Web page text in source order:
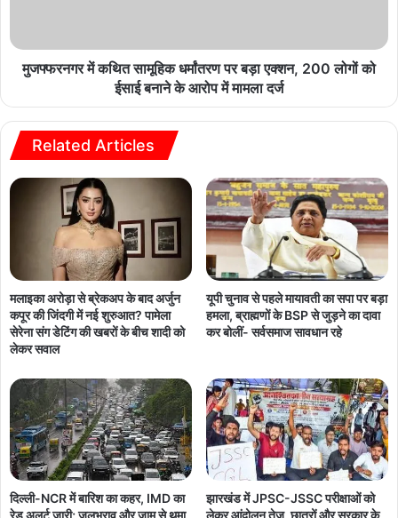
मुजफ्फरनगर में कथित सामूहिक धर्मांतरण पर बड़ा एक्शन, 200 लोगों को
ईसाई बनाने के आरोप में मामला दर्ज
Related Articles
मलाइका अरोड़ा से ब्रेकअप के बाद अर्जुन
कपूर की जिंदगी में नई शुरुआत? पामेला
सेरेना संग डेटिंग की खबरों के बीच शादी को
लेकर सवाल
यूपी चुनाव से पहले मायावती का सपा पर बड़ा
हमला, ब्राह्मणों के BSP से जुड़ने का दावा
कर बोलीं- सर्वसमाज सावधान रहे
दिल्ली-NCR में बारिश का कहर, IMD का
रेड अलर्ट जारी; जलभराव और जाम से थमा
झारखंड में JPSC-JSSC परीक्षाओं को